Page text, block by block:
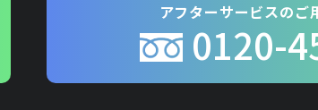
アフターサービスのご
0120-